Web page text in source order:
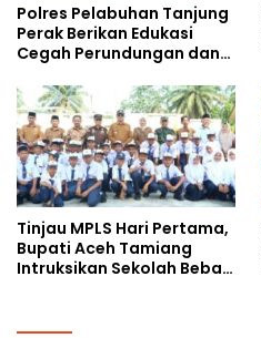
Polres Pelabuhan Tanjung
Perak Berikan Edukasi
Cegah Perundungan dan
kepada Pelajar MPLS
Tinjau MPLS Hari Pertama,
Bupati Aceh Tamiang
Intruksikan Sekolah Bebas